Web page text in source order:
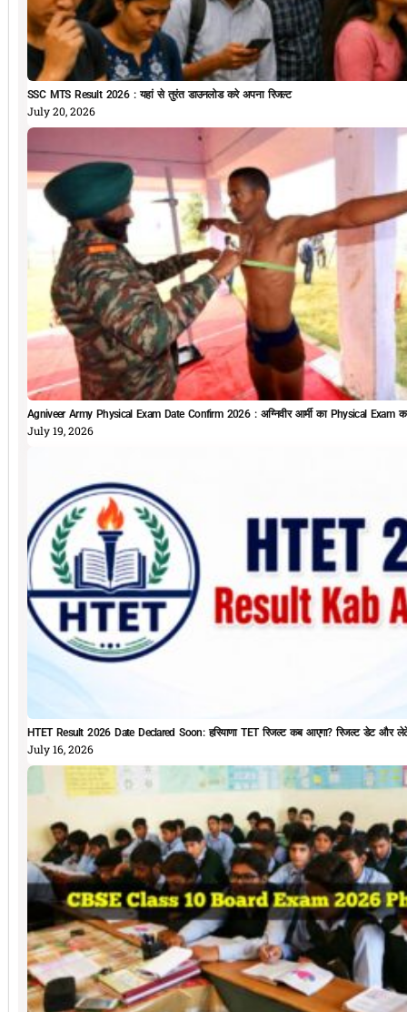
SSC MTS Result 2026 : यहां से तुरंत डाउनलोड करे अपना रिजल्ट
July 20, 2026
Agniveer Army Physical Exam Date Confirm 2026 : अग्निवीर आर्मी का Physical Exam कब
July 19, 2026
HTET Result 2026 Date Declared Soon: हरियाणा TET रिजल्ट कब आएगा? रिजल्ट डेट और
July 16, 2026